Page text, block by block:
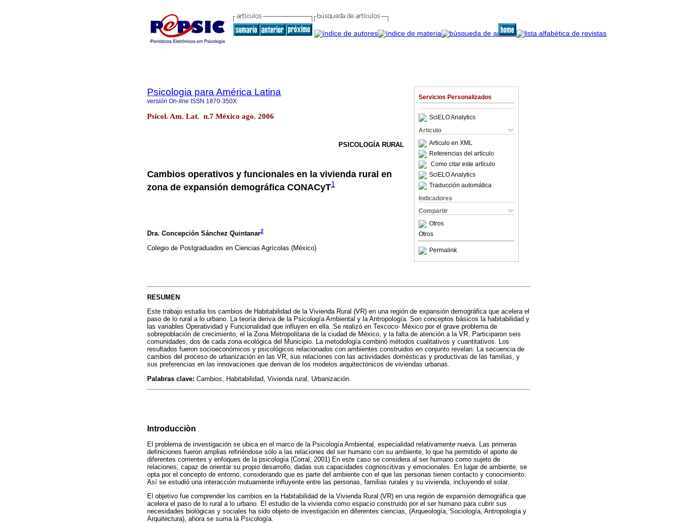
Servicios Personalizados
SciELO Analytics
Articulo
Articulo en XML
Referencias del artículo
Como citar este artículo
SciELO Analytics
Traducción automática
Indicadores
Compartir
Otros
Otros
Permalink
Psicologia para América Latina
versión On-line ISSN 1870-350X
Psicol. Am. Lat. n.7 México ago. 2006
PSICOLOGÍA RURAL
Cambios operativos y funcionales en la vivienda rural en
zona de expansión demográfica CONACyT1
Dra. Concepción Sánchez Quintanar2
Colegio de Postgraduados en Ciencias Agrícolas (México)
RESUMEN
Este trabajo estudia los cambios de Habitabilidad de la Vivienda Rural (VR) en una región de expansión demográfica que acelera el
paso de lo rural a lo urbano. La teoría deriva de la Psicología Ambiental y la Antropología. Son conceptos básicos la habitabilidad y
las variables Operatividad y Funcionalidad que influyen en ella. Se realizó en Texcoco- México por el grave problema de
sobrepoblación de crecimiento, el la Zona Metropolitana de la ciudad de México, y la falta de atención a la VR. Participaron seis
comunidades, dos de cada zona ecológica del Municipio. La metodología combinó métodos cualitativos y cuantitativos. Los
resultados fueron socioeconómicos y psicológicos relacionados con ambientes construidos en conjunto revelan: La secuencia de
cambios del proceso de urbanización en las VR, sus relaciones con las actividades domésticas y productivas de las familias, y
sus preferencias en las innovaciones que derivan de los modelos arquitectónicos de viviendas urbanas.
Palabras clave: Cambios, Habitabilidad, Vivienda rural, Urbanización.
Introducciòn
El problema de investigación se ubica en el marco de la Psicología Ambiental, especialidad relativamente nueva. Las primeras
definiciones fueron amplias refiriéndose sólo a las relaciones del ser humano con su ambiente, lo que ha permitido el aporte de
diferentes corrientes y enfoques de la psicología (Corral, 2001) En este caso se considera al ser humano como sujeto de
relaciones, capaz de orientar su propio desarrollo, dadas sus capacidades cognoscitivas y emocionales. En lugar de ambiente, se
opta por el concepto de entorno, considerando que es parte del ambiente con el que las personas tienen contacto y conocimiento.
Así se estudió una interacción mutuamente influyente entre las personas, familias rurales y su vivienda, incluyendo el solar.
El objetivo fue comprender los cambios en la Habitabilidad de la Vivienda Rural (VR) en una región de expansión demográfica que
acelera el paso de lo rural a lo urbano. El estudio de la vivienda como espacio construido por el ser humano para cubrir sus
necesidades biológicas y sociales ha sido objeto de investigación en diferentes ciencias, (Arqueología, Sociología, Antropología y
Arquitectura), ahora se suma la Psicología.